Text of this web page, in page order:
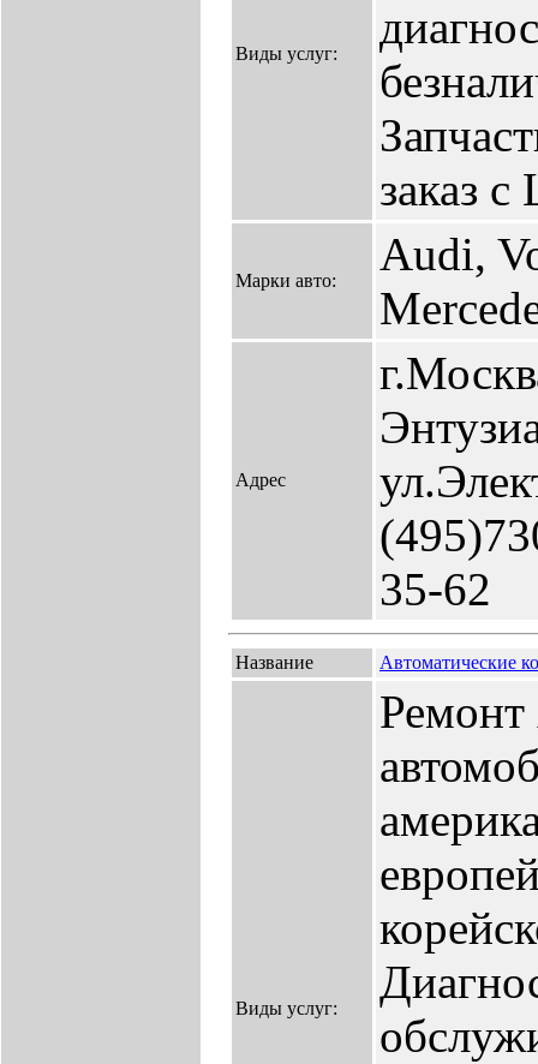
Виды услуг:
заказ
Марки авто:
Audi,
Адрес
35-62
Название Автоматические
Виды услуг: